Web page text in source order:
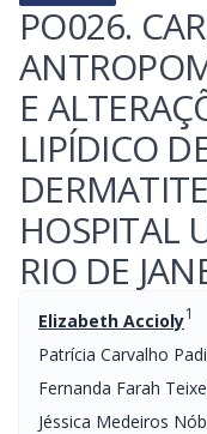
PO026.
E
LIPÍDICO
HOSPITAL
RIO DE
Elizabeth Accioly1
Patrícia Carvalho
Fernanda Farah
Jéssica Medeiros